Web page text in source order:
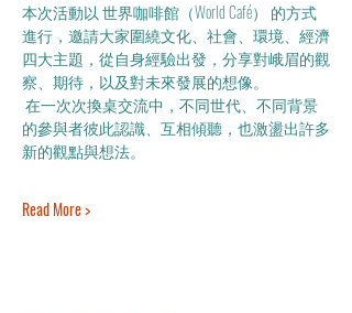
本次活動以 世界咖啡館（World Café） 的方式
進行，邀請大家圍繞文化、社會、環境、經濟
四大主題，從自身經驗出發，分享對峨眉的觀
察、期待，以及對未來發展的想像。
在一次次換桌交流中，不同世代、不同背景
的參與者彼此認識、互相傾聽，也激盪出許多
新的觀點與想法。
Read More >